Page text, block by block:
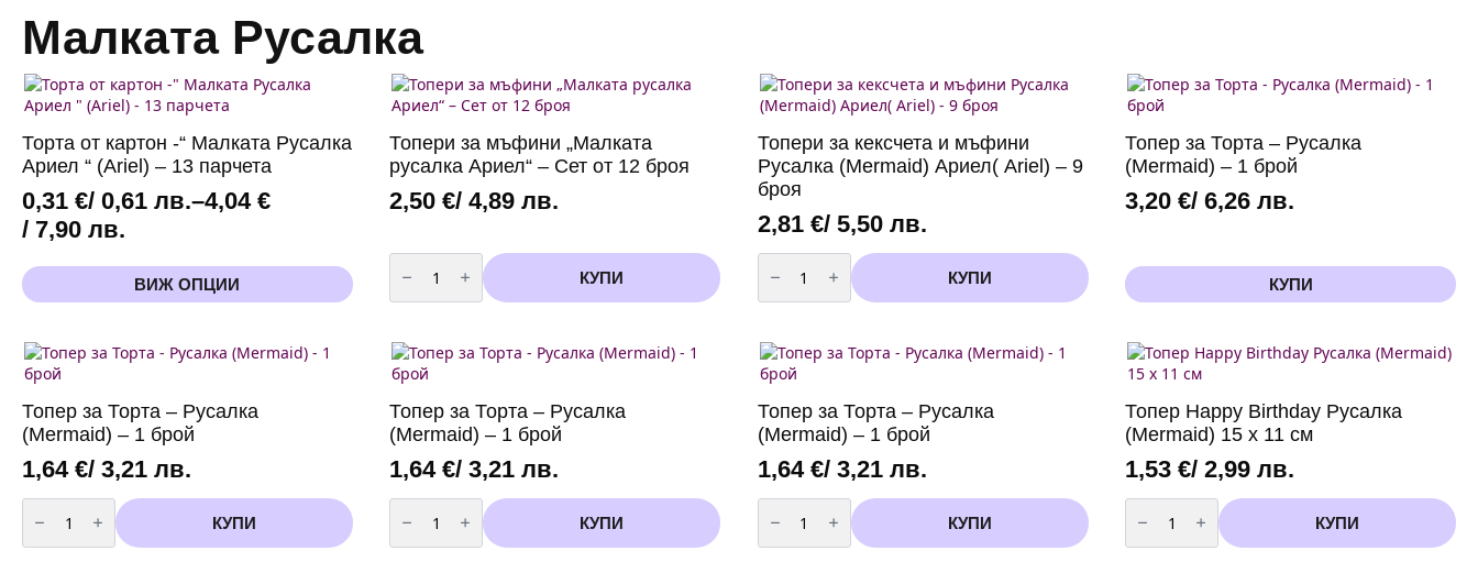
Малката Русалка
Торта от картон -“ Малката Русалка
Ариел “ (Ariel) – 13 парчета
0,31 €/ 0,61 лв.–4,04 €
/ 7,90 лв.
Price
0,31 €
0,61 лв.
through
4,04 €
/
7,90 лв.
ВИЖ ОПЦИИ
This
product
multiple
variants.
The
options
may
be
chosen
on
the
product
page
Топери за мъфини „Малката
русалка Ариел“ – Сет от 12 броя
2,50€/ 4,89 лв.
количество
за
Топери
за
русалка
Ариел“
–
от
12
броя
КУПИ
Топери за кексчета и мъфини
Русалка (Mermaid) Ариел( Ariel) – 9
броя
2,81 €/ 5,50 лв.
количество
за
Топери
за
мъфини
Русалка
(Mermaid)
Ariel)
-
9
броя
КУПИ
Топер за Торта – Русалка
(Mermaid) – 1 брой
3,20€/ 6,26 лв.
КУПИ
Топер за Торта – Русалка
(Mermaid) – 1 брой
1,64 €/ 3,21 лв.
количество
за
за
КУПИ
Топер за Торта – Русалка
(Mermaid) – 1 брой
1,64€/ 3,21 лв.
количество
за
за
КУПИ
Топер за Торта – Русалка
(Mermaid) – 1 брой
1,64 €/ 3,21 лв.
количество
за
за
КУПИ
Топер Happy Birthday Русалка
(Mermaid) 15 x 11 см
1,53€/ 2,99 лв.
количество
за
Happy
КУПИ